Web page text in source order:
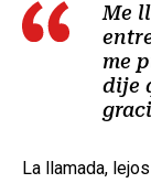
Me
me
dije
La llamada,